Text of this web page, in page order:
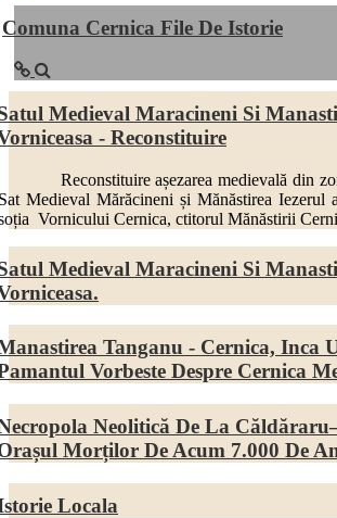
Comuna Cernica File De Istorie
Medieval Maracineni Si
- Reconstituire
așezarea medievală din
Medieval Mărăcineni și Mănăstirea Iezerul
Vornicului Cernica, ctitorul Mănăstirii
Medieval Maracineni Si
Tanganu - Cernica, Inca
Vorbeste Despre Cernica
Neolitică De La
Morților De Acum 7.000 De
Locala